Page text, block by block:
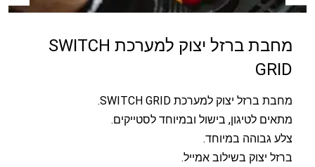
מחבת ברזל יצוק למערכת SWITCH
GRID
מחבת ברזל יצוק למערכת SWITCH GRID.
מתאים לטיגון, בישול ובמיוחד לסטייקים.
צלע גבוהה במיוחד.
ברזל יצוק בשילוב אמייל.